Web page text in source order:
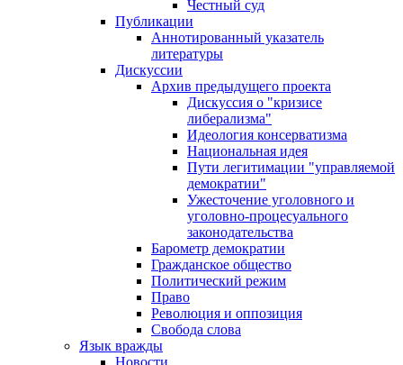
Честный суд
Публикации
Аннотированный указатель
литературы
Дискуссии
Архив предыдущего проекта
Дискуссия о "кризисе
либерализма"
Идеология консерватизма
Национальная идея
Пути легитимации "управляемой
демократии"
Ужесточение уголовного и
уголовно-процесуального
законодательства
Барометр демократии
Гражданское общество
Политический режим
Право
Революция и оппозиция
Свобода слова
Язык вражды